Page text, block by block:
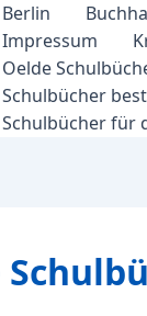
Berlin
Impressum
Oelde
Schulbücher
Schulbücher für